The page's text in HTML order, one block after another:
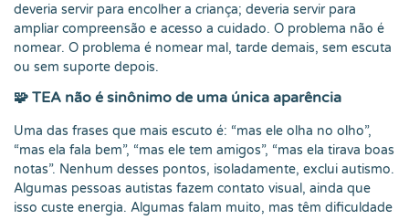
deveria servir para encolher a criança; deveria servir para
ampliar compreensão e acesso a cuidado. O problema não é
nomear. O problema é nomear mal, tarde demais, sem escuta
ou sem suporte depois.
🧩 TEA não é sinônimo de uma única aparência
Uma das frases que mais escuto é: “mas ele olha no olho”,
“mas ela fala bem”, “mas ele tem amigos”, “mas ela tirava boas
notas”. Nenhum desses pontos, isoladamente, exclui autismo.
Algumas pessoas autistas fazem contato visual, ainda que
isso custe energia. Algumas falam muito, mas têm dificuldade